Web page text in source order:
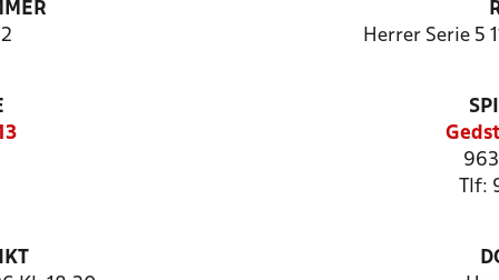
Herrer Serie 5
Tlf: